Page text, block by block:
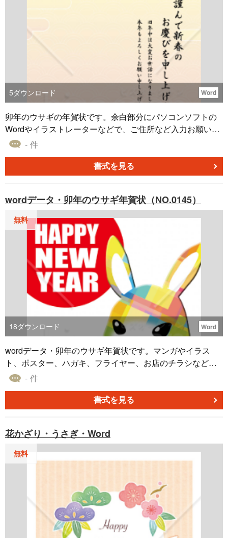
5ダウンロード Word
卯年のウサギの年賀状です。余白部分にパソコンソフトの
Wordやイラストレーターなどで、ご住所など入力お願い致
します。
- 件
書式を見る
wordデータ・卯年のウサギ年賀状（NO.0145）
無料
18ダウンロード Word
wordデータ・卯年のウサギ年賀状です。マンガやイラス
ト、ポスター、ハガキ、フライヤー、お店のチラシなどに
使用できるお正月、年末年始、年賀状素材です。余白部分
ップなどで、挨拶文、郵便番号、ご住所、電話番号、名前
など入力の方をよろしくお願い致します。
- 件
書式を見る
花かざり・うさぎ・Word
無料